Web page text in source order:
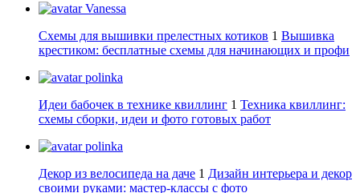
Vanessa
Схемы для вышивки прелестных котиков 1 Вышивка
крестиком: бесплатные схемы для начинающих и профи
polinka
Идеи бабочек в технике квиллинг 1 Техника квиллинг:
схемы сборки, идеи и фото готовых работ
polinka
Декор из велосипеда на даче 1 Дизайн интерьера и декор
своими руками: мастер-классы с фото